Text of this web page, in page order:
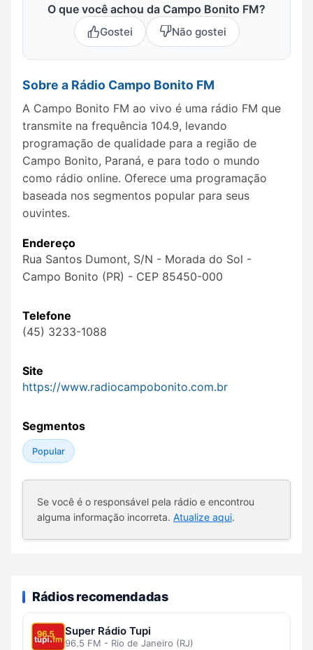
O que você achou da Campo Bonito FM?
Gostei Não gostei
Sobre a Rádio Campo Bonito FM
A Campo Bonito FM ao vivo é uma rádio FM que
transmite na frequência 104.9, levando
programação de qualidade para a região de
Campo Bonito, Paraná, e para todo o mundo
como rádio online. Oferece uma programação
baseada nos segmentos popular para seus
ouvintes.
Endereço
Rua Santos Dumont, S/N - Morada do Sol -
Campo Bonito (PR) - CEP 85450-000
Telefone
(45) 3233-1088
Site
https://www.radiocampobonito.com.br
Segmentos
Popular
Se você é o responsável pela rádio e encontrou
alguma informação incorreta. Atualize aqui.
Rádios recomendadas
Super Rádio Tupi
96.5 FM - Rio de Janeiro (RJ)